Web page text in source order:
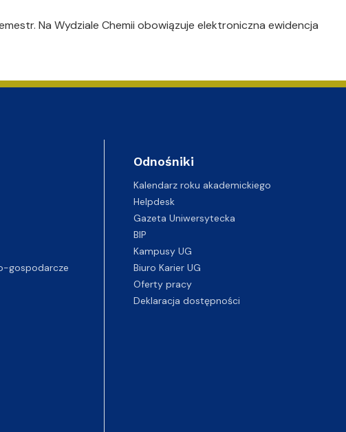
Na Wydziale Chemii obowiązuje elektroniczna ewidencja
gospodarcze
Odnośniki
Kalendarz roku akademickiego
Helpdesk
Gazeta Uniwersytecka
BIP
Kampusy UG
Biuro Karier UG
Oferty pracy
Deklaracja dostępności